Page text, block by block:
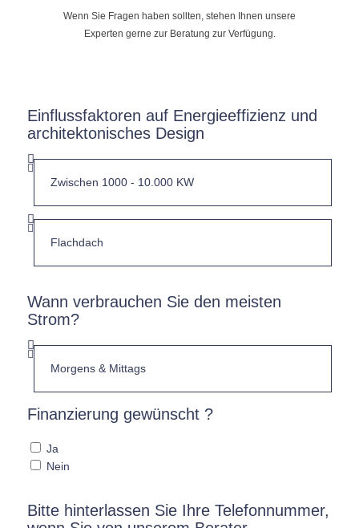
Wenn Sie Fragen haben sollten, stehen Ihnen unsere
Experten gerne zur Beratung zur Verfügung.
Einflussfaktoren auf Energieeffizienz und
architektonisches Design
Wann verbrauchen Sie den meisten
Strom?
Finanzierung gewünscht ?
Ja
Nein
Bitte hinterlassen Sie Ihre Telefonnummer,